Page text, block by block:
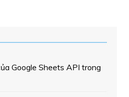
Google Sheets API trong